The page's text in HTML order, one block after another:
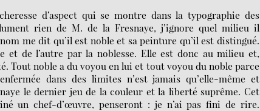
d’aspect qui se montre dans la typographie des
rien de M. de la Fresnaye, j’ignore quel milieu il
me dit qu’il est noble et sa peinture qu’il est distingué.
de l’autre par la noblesse. Elle est donc au milieu et,
Tout noble a du voyou en lui et tout voyou du noble parce
dans des limites n’est jamais qu’elle-même et
le dernier jeu de la couleur et la liberté suprême. Cet
un chef-d’œuvre, penseront : je n’ai pas fini de rire.